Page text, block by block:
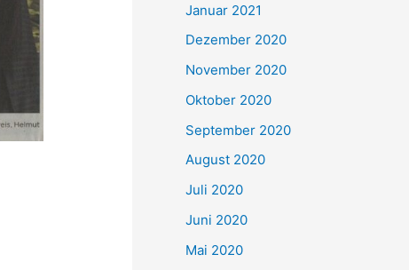
Januar 2021
Dezember 2020
November 2020
Oktober 2020
September 2020
August 2020
Juli 2020
Juni 2020
Mai 2020